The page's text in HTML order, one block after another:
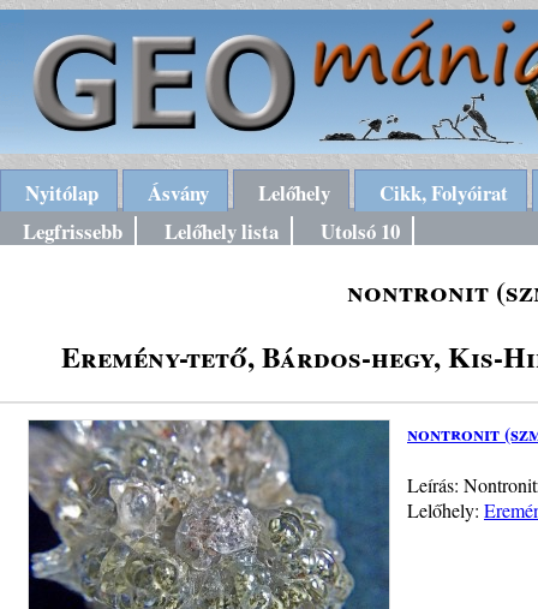
Nyitólap Ásvány Lelőhely
Cikk, Folyóirat
Legfrissebb
Lelőhely lista Utolsó 10
nontronit
Eremény-tető, Bárdos-hegy, Kis-
nontronit
Leírás:
Lelőhely: